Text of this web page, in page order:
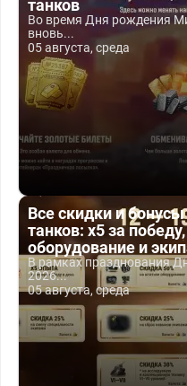
танков
Во время Дня рождения
вновь...
05 августа, среда
Все скидки и
танков: x5 за
оборудование и
В рамках празднования
2026...
05 августа, среда